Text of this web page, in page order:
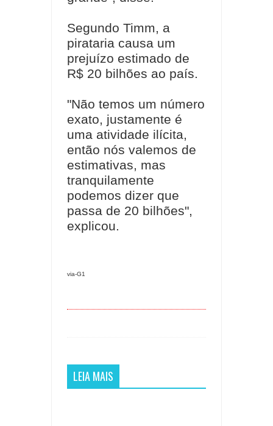
Segundo Timm, a
pirataria causa um
prejuízo estimado de
R$ 20 bilhões ao país.
"Não temos um número
exato, justamente é
uma atividade ilícita,
então nós valemos de
estimativas, mas
tranquilamente
podemos dizer que
passa de 20 bilhões",
explicou.
via-G1
LEIA MAIS